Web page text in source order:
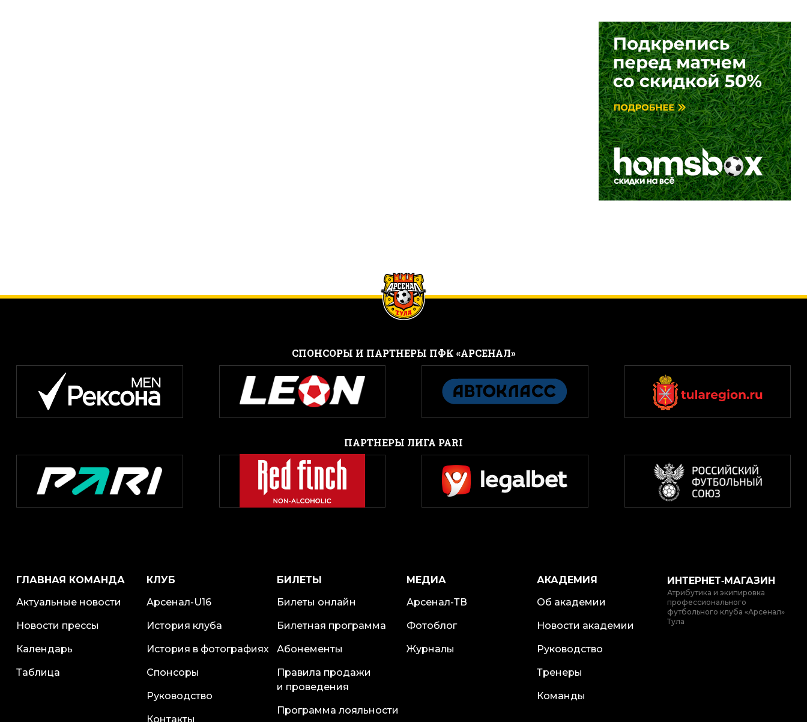
CПОНСОРЫ И ПАРТНЕРЫ ПФК «АРСЕНАЛ»
ПАРТНЕРЫ ЛИГА PARI
ГЛАВНАЯ КОМАНДА
Актуальные новости
Новости прессы
Календарь
Таблица
КЛУБ
Арсенал-U16
История клуба
История в фотографиях
Спонсоры
Руководство
Контакты
БИЛЕТЫ
Билеты онлайн
Билетная программа
Абонементы
Правила продажи
и проведения
Программа лояльности
МЕДИА
Арсенал-ТВ
Фотоблог
Журналы
АКАДЕМИЯ
Об академии
Новости академии
Руководство
Тренеры
Команды
ИНТЕРНЕТ‑МАГАЗИН
Атрибутика и экипировка
профессионального
футбольного клуба «Арсенал»
Тула